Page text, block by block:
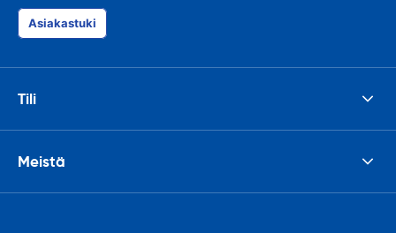
Asiakastuki
Tili
Meistä